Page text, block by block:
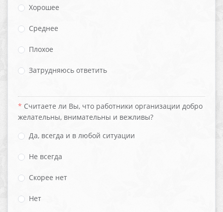
Хорошее
Среднее
Плохое
Затрудняюсь ответить
Считаете ли Вы, что работники организации добро
желательны, внимательны и вежливы?
Да, всегда и в любой ситуации
Не всегда
Скорее нет
Нет